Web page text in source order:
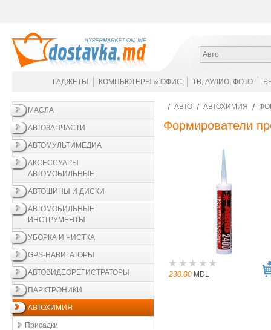
Авто
ГАДЖЕТЫ КОМПЬЮТЕРЫ & ОФИС ТВ, АУДИО, ФОТО
МАСЛА
АВТОЗАПЧАСТИ
АВТОМУЛЬТИМЕДИА
АКСЕССУАРЫ
АВТОМОБИЛЬНЫЕ
АВТОШИНЫ И ДИСКИ
АВТОМОБИЛЬНЫЕ
ИНСТРУМЕНТЫ
УБОРКА И ЧИСТКА
GPS-НАВИГАТОРЫ
АВТОВИДЕОРЕГИСТРАТОРЫ
ПАРКТРОНИКИ
АВТОХИМИЯ
Присадки
АВТО АВТОХИМИЯ
Формирователи
230.00 MDL